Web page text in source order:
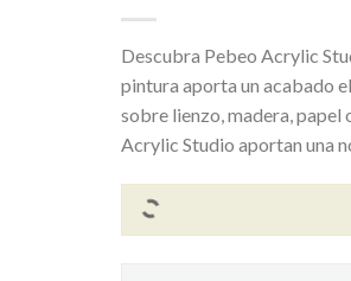
Descubra Pebeo Acrylic
pintura aporta un acabado
sobre lienzo, madera,
Acrylic Studio aportan una